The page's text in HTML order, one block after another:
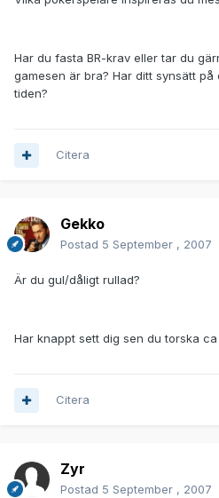
Har du fasta BR-krav eller tar du
gamesen är bra? Har ditt synsätt
tiden?
Citera
Gekko
Postad 5 September , 2007
Är du gul/dåligt rullad?
Har knappt sett dig sen du torska ca
Citera
Zyr
Postad 5 September , 2007